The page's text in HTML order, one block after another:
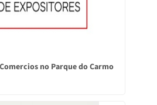
no Parque do Carmo